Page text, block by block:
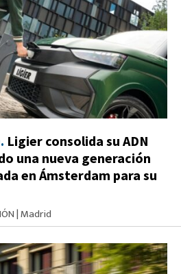
Ligier consolida su ADN
una nueva generación
en Ámsterdam para su
|Madrid